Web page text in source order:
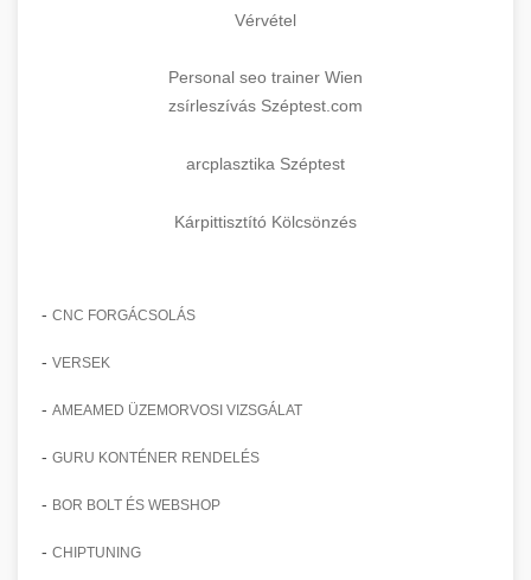
Vérvétel
Personal seo trainer Wien
zsírleszívás Széptest.com
arcplasztika Széptest
Kárpittisztító Kölcsönzés
- CNC FORGÁCSOLÁS
- VERSEK
- AMEAMED ÜZEMORVOSI VIZSGÁLAT
- GURU KONTÉNER RENDELÉS
- BOR BOLT ÉS WEBSHOP
- CHIPTUNING